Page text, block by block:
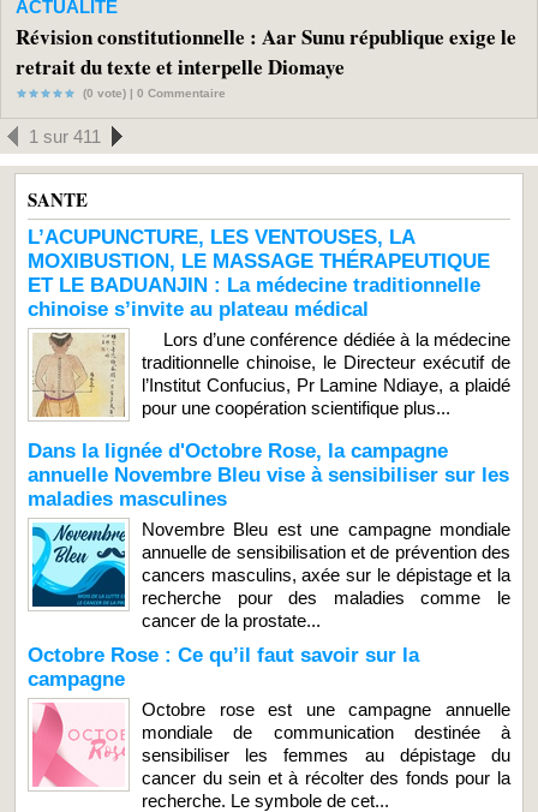
ACTUALITE
Révision constitutionnelle : Aar Sunu république exige le
retrait du texte et interpelle Diomaye
(0 vote) | 0 Commentaire
1 sur 411
SANTE
L’ACUPUNCTURE, LES VENTOUSES, LA
MOXIBUSTION, LE MASSAGE THÉRAPEUTIQUE
ET LE BADUANJIN : La médecine traditionnelle
chinoise s’invite au plateau médical
Lors d’une conférence dédiée à la médecine
traditionnelle chinoise, le Directeur exécutif de
l’Institut Confucius, Pr Lamine Ndiaye, a plaidé
pour une coopération scientifique plus...
Dans la lignée d'Octobre Rose, la campagne
annuelle Novembre Bleu vise à sensibiliser sur les
maladies masculines
Novembre Bleu est une campagne mondiale
annuelle de sensibilisation et de prévention des
cancers masculins, axée sur le dépistage et la
recherche pour des maladies comme le
cancer de la prostate...
Octobre Rose : Ce qu’il faut savoir sur la
campagne
Octobre rose est une campagne annuelle
mondiale de communication destinée à
sensibiliser les femmes au dépistage du
cancer du sein et à récolter des fonds pour la
recherche. Le symbole de cet...